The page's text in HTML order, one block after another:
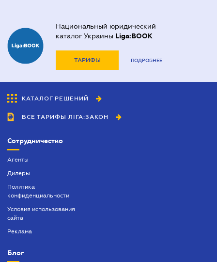
Национальный юридический
каталог Украины Liga:BOOK
ТАРИФЫ ПОДРОБНЕЕ
КАТАЛОГ РЕШЕНИЙ
ВСЕ ТАРИФЫ ЛІГА:ЗАКОН
Сотрудничество
Агенты
Дилеры
Политика
конфиденциальности
Условия использования
сайта
Реклама
Блог